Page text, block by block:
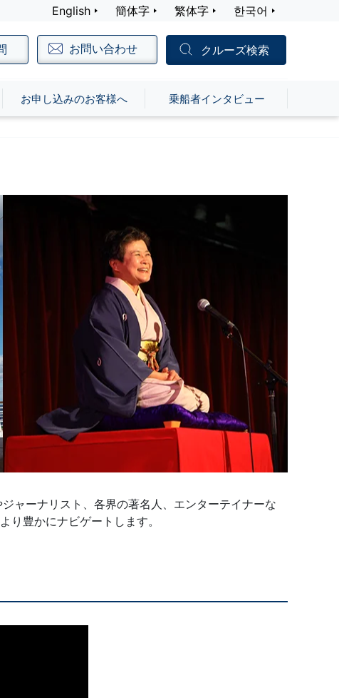
English 簡体字 繁体字 한국어
お問い合わせ クルーズ検索
お申し込みのお客様へ 乗船者インタビュー
ャーナリスト、各界の著名人、エンターテイナーな
り豊かにナビゲートします。